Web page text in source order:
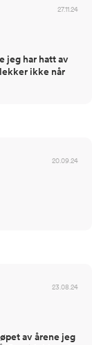
27.11.24
jeg har hatt av
ikke når
20.09.24
23.08.24
av årene jeg